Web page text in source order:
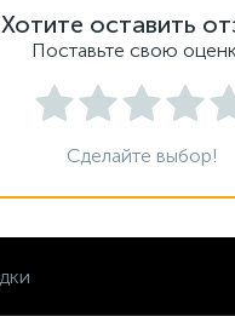
Хотите оставить
Поставьте свою
Сделайте выбор!